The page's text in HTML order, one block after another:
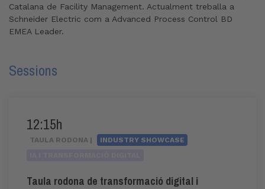
Catalana de Facility Management. Actualment treballa a
Schneider Electric com a Advanced Process Control BD
EMEA Leader.
Sessions
12:15h
TAULA RODONA |
INDUSTRY SHOWCASE
Taula rodona de transformació digital i